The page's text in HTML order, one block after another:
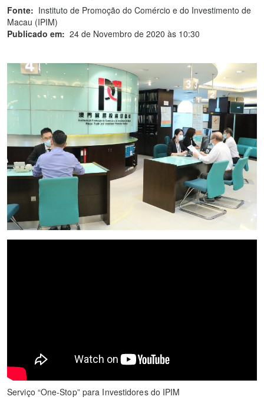
Fonte: Instituto de Promoção do Comércio e do Investimento de
Macau (IPIM)
Publicado em: 24 de Novembro de 2020 às 10:30
Serviço “One-Stop” para Investidores do IPIM